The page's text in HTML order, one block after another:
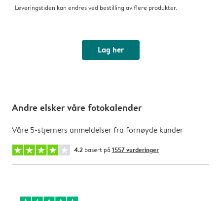
Leveringstiden kan endres ved bestilling av flere produkter.
Lag her
Andre elsker våre fotokalender
Våre 5-stjerners anmeldelser fra fornøyde kunder
4.2 basert på 1557 vurderinger